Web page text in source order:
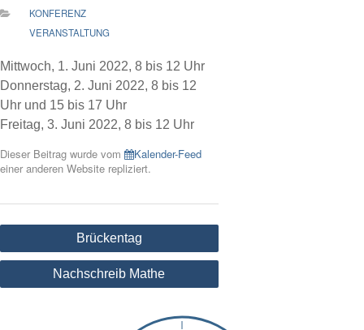
KONFERENZ
VERANSTALTUNG
Mittwoch, 1. Juni 2022, 8 bis 12 Uhr
Donnerstag, 2. Juni 2022, 8 bis 12
Uhr und 15 bis 17 Uhr
Freitag, 3. Juni 2022, 8 bis 12 Uhr
Dieser Beitrag wurde vom
Kalender-Feed
einer anderen Website repliziert.
Beitragsnavigation
Brückentag
Nachschreib Mathe